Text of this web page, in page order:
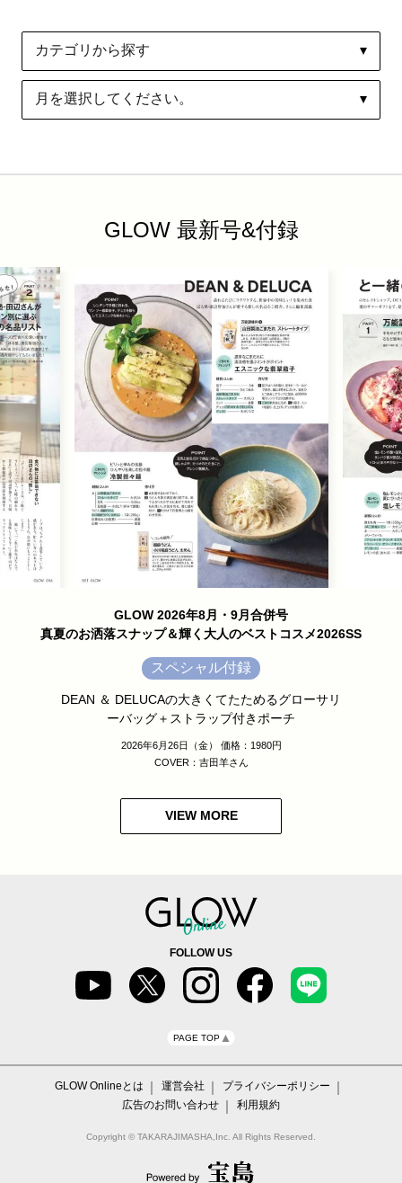
GLOW 最新号&付録
GLOW 2026年8月・9月合併号
真夏のお洒落スナップ＆輝く大人のベストコスメ2026SS
スペシャル付録
DEAN ＆ DELUCAの大きくてたためるグローサリ
ーバッグ＋ストラップ付きポーチ
2026年6月26日（金） 価格：1980円
COVER：吉田羊さん
VIEW MORE
FOLLOW US
PAGE TOP
GLOW Onlineとは 運営会社
プライバシーポリシー
広告のお問い合わせ
利用規約
Copyright © TAKARAJIMASHA,Inc. All Rights Reserved.